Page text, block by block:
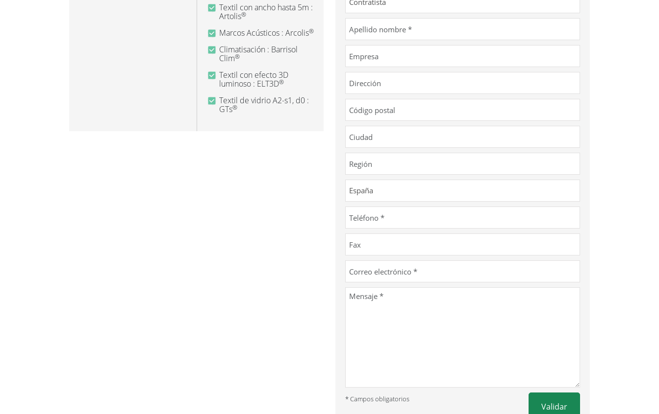
Textil con ancho hasta 5m :
Artolis®
Marcos Acústicos : Arcolis®
Climatisación : Barrisol
Clim®
Textil con efecto 3D
luminoso : ELT3D®
Textil de vidrio A2-s1, d0 :
GTs®
* Campos obligatorios
Validar